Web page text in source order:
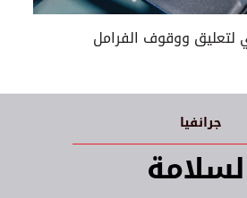
لتعليق ووقوف الفرامل
جرانفيا